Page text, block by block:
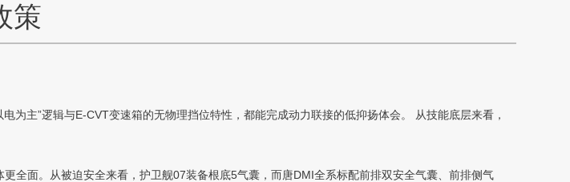
策
主”逻辑与E-CVT变速箱的无物理挡位特性，都能完成动力联接的低抑扬体会。 从技能底层来看，
面。从被迫安全来看，护卫舰07装备根底5气囊，而唐DMI全系标配前排双安全气囊、前排侧气